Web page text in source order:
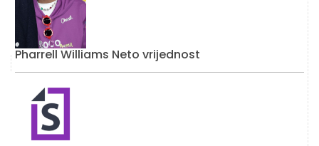
Pharrell Williams Neto vrijednost